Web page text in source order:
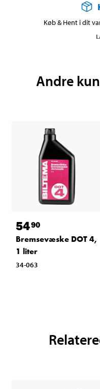
Køb & Hent i dit
Andre
5490
Bremsevæske DOT 4,
1 liter
34-063